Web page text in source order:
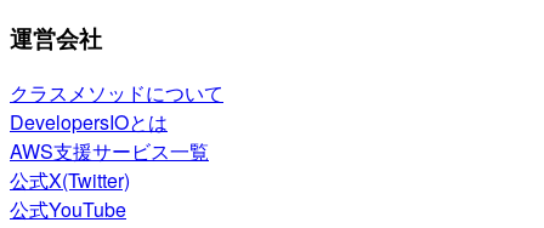
運営会社
クラスメソッドについて
DevelopersIOとは
AWS支援サービス一覧
公式X(Twitter)
公式YouTube